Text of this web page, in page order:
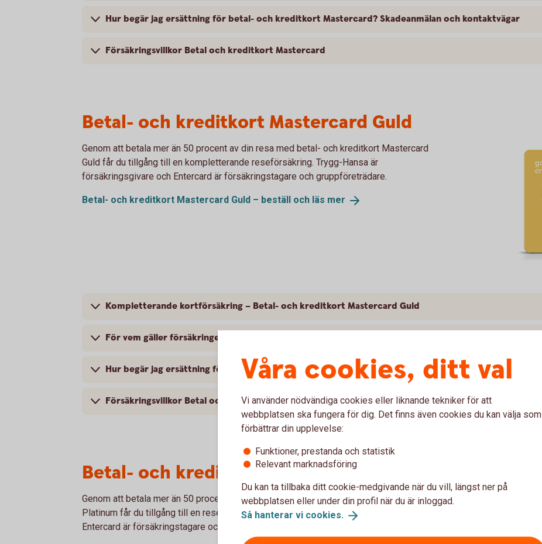
Hur begär jag ersättning för betal- och kreditkort Mastercard? Skadeanmälan och kontaktvägar
Försäkringsvillkor Betal och kreditkort Mastercard
Betal- och kreditkort Mastercard Guld
Genom att betala mer än 50 procent av din resa med betal- och kreditkort Mastercard
Guld får du tillgång till en kompletterande reseförsäkring. Trygg-Hansa är
försäkringsgivare och Entercard är försäkringstagare och gruppföreträdare.
Betal- och kreditkort Mastercard Guld – beställ och läs mer
Kompletterande kortförsäkring – Betal- och kreditkort Mastercard Guld
För vem gäller försäkringen? – Betal- och kreditkort Mastercard Guld
Hur begär jag ersättning för Mastercard Guld? Skadeanmälan och kontaktvägar
Försäkringsvillkor Betal och kreditkort Mastercard Guld
Betal- och kreditkort Mastercard Platinum
Genom att betala mer än 50 procent av din resa med betal- och kreditkort Mastercard
Platinum får du tillgång till en reseförsäkring. Trygg-Hansa är försäkringsgivare och
Entercard är försäkringstagare och gruppföreträdare.
Våra cookies, ditt val
Vi använder nödvändiga cookies eller liknande tekniker för att
webbplatsen ska fungera för dig. Det finns även cookies du kan välja som
förbättrar din upplevelse:
Funktioner, prestanda och statistik
Relevant marknadsföring
Du kan ta tillbaka ditt cookie-medgivande när du vill, längst ner på
webbplatsen eller under din profil när du är inloggad.
Så hanterar vi cookies.